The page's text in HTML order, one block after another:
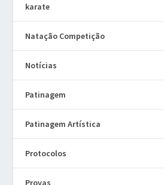
karate
Natação Competição
Notícias
Patinagem
Patinagem Artística
Protocolos
Provas